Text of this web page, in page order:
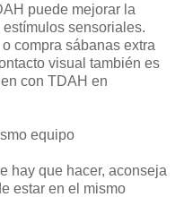
puede mejorar la
sensoriales.
compra sábanas extra
visual también es
con TDAH en
equipo
hay que hacer, aconseja
estar en el mismo